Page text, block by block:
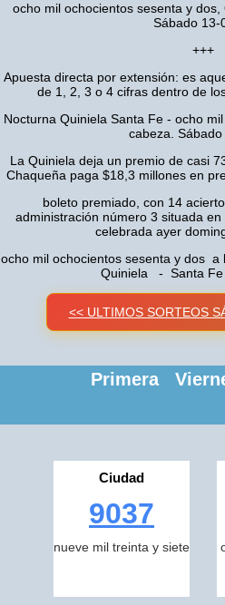
ocho mil ochocientos sesenta y dos,
Sábado 13-
+++
Apuesta directa por extensión: es
de 1, 2, 3 o 4 cifras dentro de
Nocturna Quiniela Santa Fe - ocho
cabeza.
La Quiniela deja un premio de casi
Chaqueña paga $18,3 millones en
boleto premiado, con 14
administración número 3 situada
celebrada ayer
ocho mil ochocientos sesenta y dos
Quiniela - Santa
<< ULTIMOS SORTEOS
Primera
Ciudad
9037
nueve mil treinta y siete